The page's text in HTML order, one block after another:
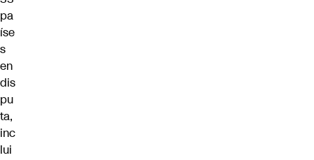
pa
íse
s
en
dis
pu
ta,
inc
lui